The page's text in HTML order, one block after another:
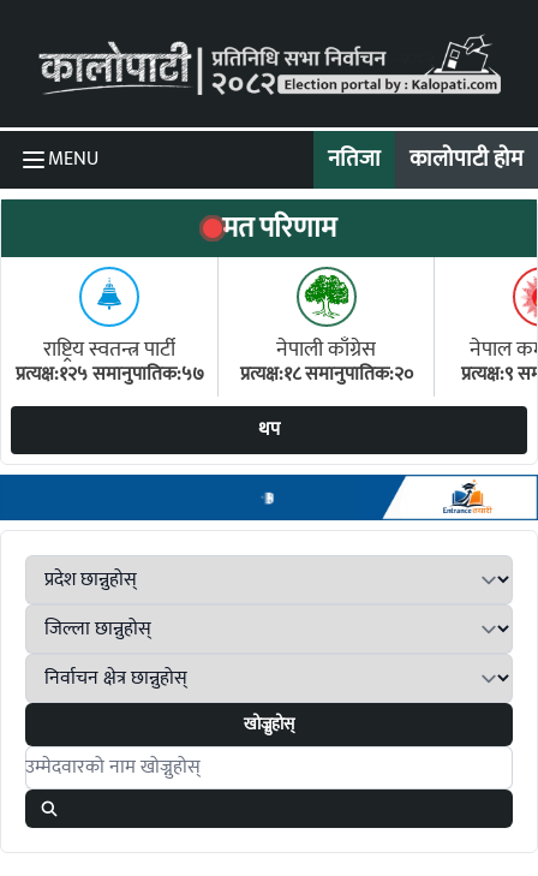
MENU नतिजा कालोपाटी होम
मत परिणाम
राष्ट्रिय स्वतन्त्र पार्टी
प्रत्यक्ष:१२५ समानुपातिक:५७
नेपाली काँग्रेस
प्रत्यक्ष:१८ समानुपातिक:२०
नेपाल
प्रत्यक्ष:९
थप
खोज्नुहोस्
Search candidates